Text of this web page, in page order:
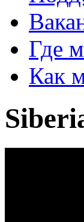
Где
Как